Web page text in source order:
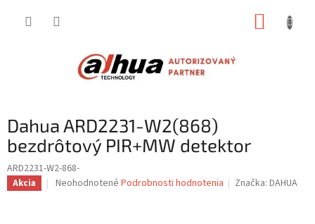
Dahua ARD2231-W2(868)
bezdrôtový PIR+MW detektor
ARD2231-W2-868-
Akcia
Priemerné
Neohodnotené Podrobnosti hodnotenia Značka:DAHUA